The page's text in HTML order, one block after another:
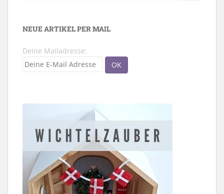
NEUE ARTIKEL PER MAIL
Deine Mailadresse: